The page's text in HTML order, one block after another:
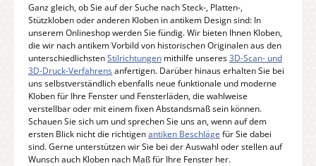
Ganz gleich, ob Sie auf der Suche nach Steck-, Platten-,
Stützkloben oder anderen Kloben in antikem Design sind: In
unserem Onlineshop werden Sie fündig. Wir bieten Ihnen Kloben,
die wir nach antikem Vorbild von historischen Originalen aus den
unterschiedlichstenStilrichtungen mithilfe unseres3D-Scan- und
3D-Druck-Verfahrensanfertigen. Darüber hinaus erhalten Sie bei
uns selbstverständlich ebenfalls neue funktionale und moderne
Kloben für Ihre Fenster und Fensterläden, die wahlweise
verstellbar oder mit einem fixen Abstandsmaß sein können.
Schauen Sie sich um und sprechen Sie uns an, wenn auf dem
ersten Blick nicht die richtigenantiken Beschläge für Sie dabei
sind. Gerne unterstützen wir Sie bei der Auswahl oder stellen auf
Wunsch auch Kloben nach Maß für Ihre Fenster her.